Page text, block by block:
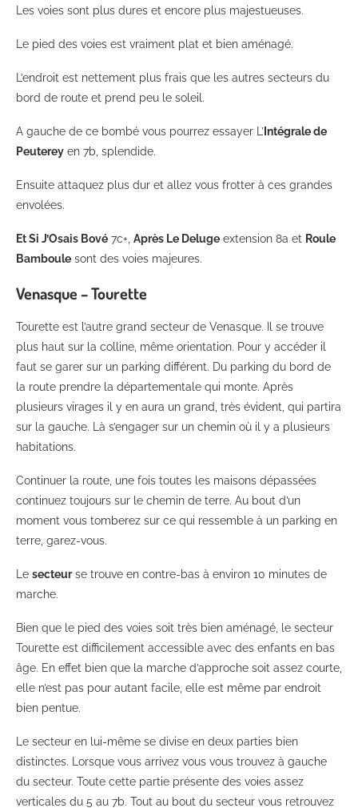
Les voies sont plus dures et encore plus majestueuses.
Le pied des voies est vraiment plat et bien aménagé.
L’endroit est nettement plus frais que les autres secteurs du
bord de route et prend peu le soleil.
A gauche de ce bombé vous pourrez essayer L’ Intégrale de
Peuterey en 7b, splendide.
Ensuite attaquez plus dur et allez vous frotter à ces grandes
envolées.
Et Si J’Osais Bové 7c+, Après Le Deluge extension 8a et Roule
Bamboule sont des voies majeures.
Venasque – Tourette
Tourette est l’autre grand secteur de Venasque. Il se trouve
plus haut sur la colline, même orientation. Pour y accéder il
faut se garer sur un parking différent. Du parking du bord de
la route prendre la départementale qui monte. Après
plusieurs virages il y en aura un grand, très évident, qui partira
sur la gauche. Là s’engager sur un chemin où il y a plusieurs
habitations.
Continuer la route, une fois toutes les maisons dépassées
continuez toujours sur le chemin de terre. Au bout d’un
moment vous tomberez sur ce qui ressemble à un parking en
terre, garez-vous.
Le secteurse trouve en contre-bas à environ 10 minutes de
marche.
Bien que le pied des voies soit très bien aménagé, le secteur
Tourette est difficilement accessible avec des enfants en bas
âge. En effet bien que la marche d’approche soit assez courte,
elle n’est pas pour autant facile, elle est même par endroit
bien pentue.
Le secteur en lui-même se divise en deux parties bien
distinctes. Lorsque vous arrivez vous vous trouvez à gauche
du secteur. Toute cette partie présente des voies assez
verticales du 5 au 7b. Tout au bout du secteur vous retrouvez